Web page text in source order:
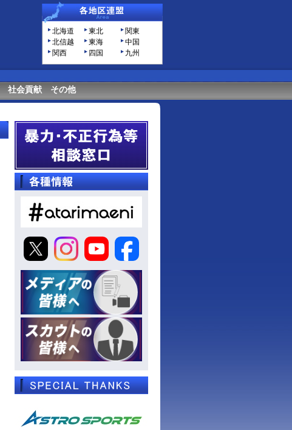
北海道 東北
関東
北信越
東海
中国
関西
四国 九州
社会貢献 その他